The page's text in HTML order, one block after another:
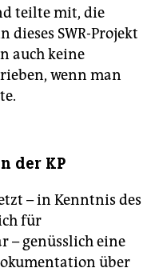
teilte mit, die
dieses SWR-Projekt
auch keine
wenn man
der KP
– in Kenntnis des
für
– genüsslich eine
über